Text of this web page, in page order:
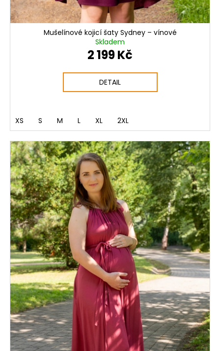
Mušelínové kojicí šaty Sydney – vínové
Skladem
2 199 Kč
DETAIL
XS S M L XL 2XL